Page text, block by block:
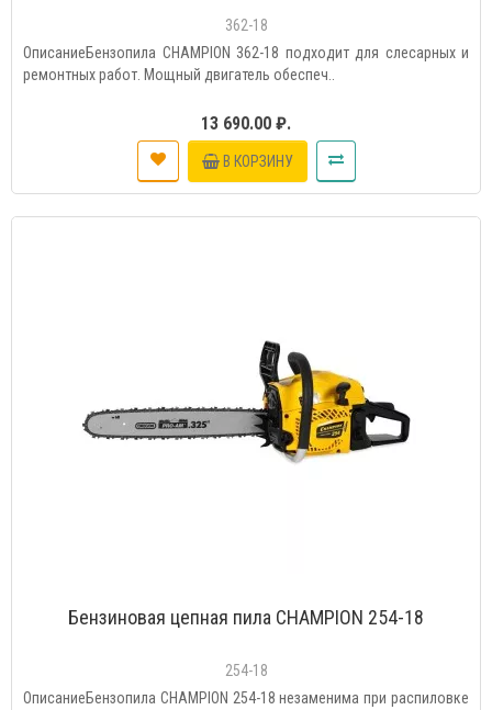
362-18
ОписаниеБензопила CHAMPION 362-18 подходит для слесарных и
ремонтных работ. Мощный двигатель обеспеч..
13 690.00 ₽.
В КОРЗИНУ
Бензиновая цепная пила CHAMPION 254-18
254-18
ОписаниеБензопила CHAMPION 254-18 незаменима при распиловке